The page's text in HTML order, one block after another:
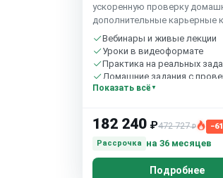
ускоренную проверку
дополнительные карьерные
Вебинары и живые лекции
Уроки в видеоформате
Практика на реальных
Домашние задания с
Сообщество студентов
Показать всё
182 240 ₽472 727₽
Рассрочка
на 36 месяцев
Подробнее